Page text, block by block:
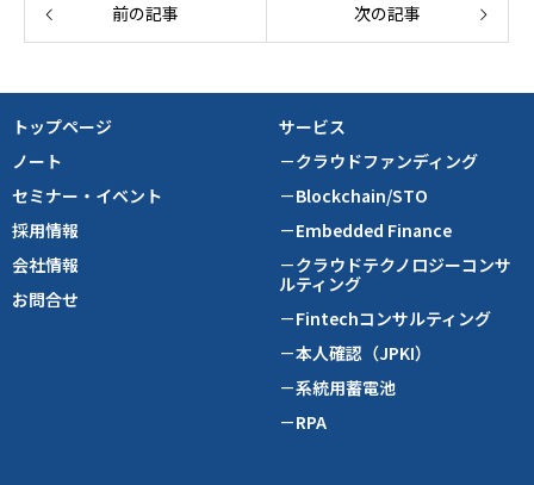
前の記事 次の記事
トップページ
ノート
セミナー・イベント
採用情報
会社情報
お問合せ
サービス
－クラウドファンディング
－Blockchain/STO
－Embedded Finance
－クラウドテクノロジーコンサ
ルティング
－Fintechコンサルティング
－本人確認（JPKI）
－系統用蓄電池
－RPA